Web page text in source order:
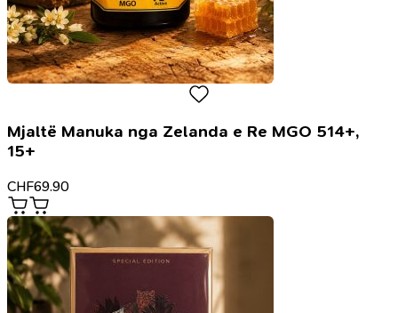
Mjaltë Manuka nga Zelanda e Re MGO 514+,
15+
CHF69.90